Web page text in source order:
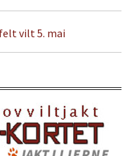
vilt 5. mai